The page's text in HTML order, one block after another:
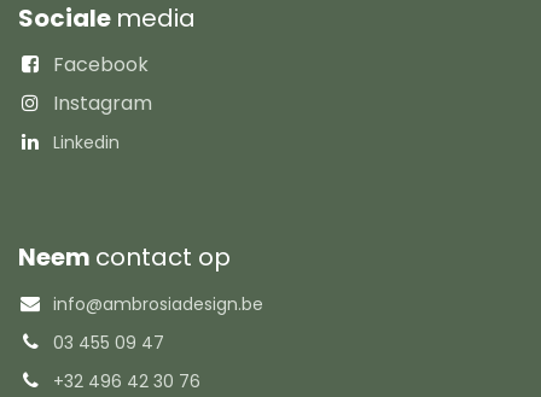
Sociale media
Facebook
Instagram
Linkedin
Neem contact op
info@ambrosiadesign.be
03 455 09 47
+32 496 42 30 76